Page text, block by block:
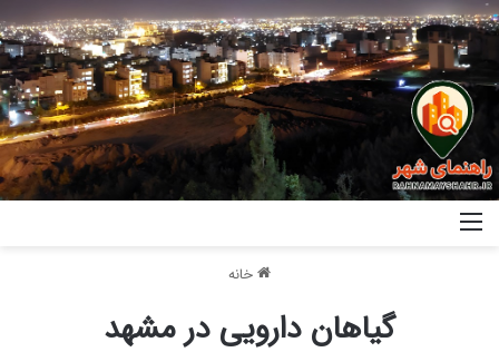
خانه
گیاهان دارویی در مشهد